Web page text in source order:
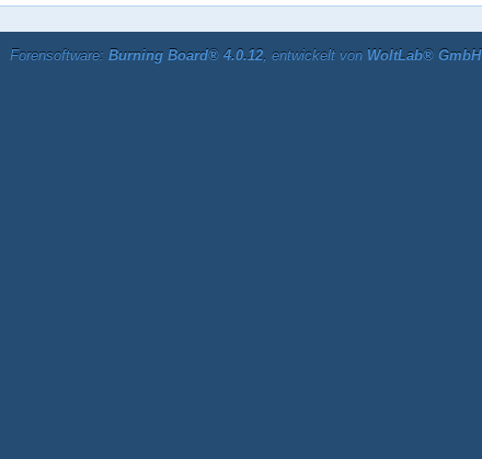
Forensoftware: Burning Board® 4.0.12, entwickelt von WoltLab® GmbH